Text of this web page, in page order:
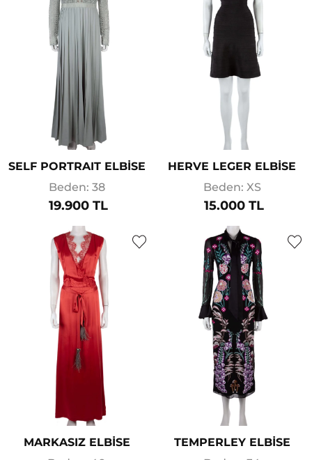
SELF PORTRAIT ELBİSE
Beden: 38
19.900 TL
HERVE LEGER ELBİSE
Beden: XS
15.000 TL
MARKASIZ ELBİSE
TEMPERLEY ELBİSE